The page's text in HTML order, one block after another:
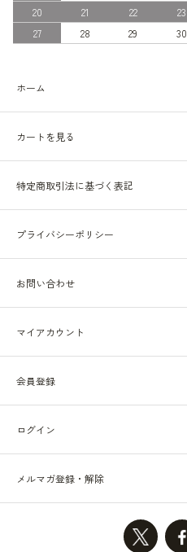
20
21 22 23
27
28 29 30
ホーム
カートを見る
特定商取引法に基づく表記
プライバシーポリシー
お問い合わせ
マイアカウント
会員登録
ログイン
メルマガ登録・解除